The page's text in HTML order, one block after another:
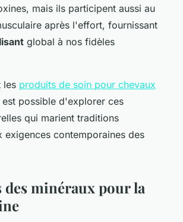
mais ils participent aussi au
après l'effort, fournissant
global à nos fidèles
les produits de soin pour chevaux
est possible d'explorer ces
qui marient traditions
exigences contemporaines des
des minéraux pour la